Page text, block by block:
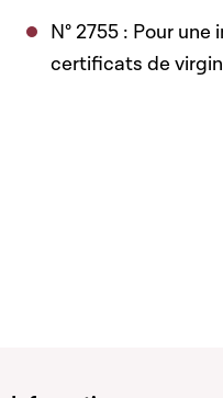
N° 2755 : Pour
certificats de